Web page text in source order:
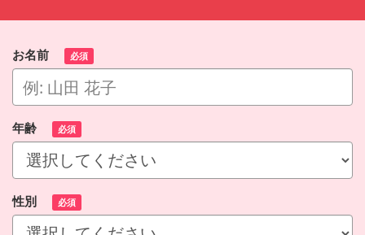
お名前 必須
年齢 必須
性別 必須